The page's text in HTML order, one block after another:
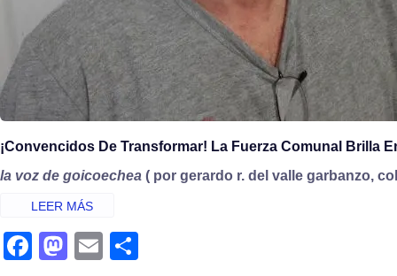
¡Convencidos De Transformar! La Fuerza Comunal Brilla
la voz de goicoechea ( por gerardo r. del valle garbanzo,
fa
m
e